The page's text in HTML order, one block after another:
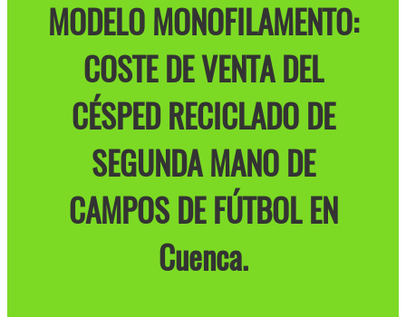
MODELO MONOFILAMENTO:
COSTE DE VENTA DEL
CÉSPED RECICLADO DE
SEGUNDA MANO DE
CAMPOS DE FÚTBOL EN
Cuenca.